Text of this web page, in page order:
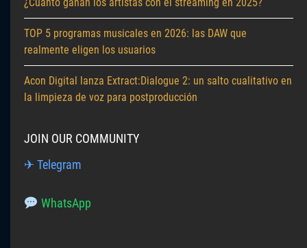
TOP 5 programas musicales en 2026: las DAW que
realmente eligen los usuarios
Acon Digital lanza Extract:Dialogue 2: un salto cualitativo en
la limpieza de voz para postproducción
JOIN OUR COMMUNITY
✈ Telegram
WhatsApp